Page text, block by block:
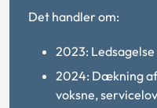
Det handler om:
2023:
2024: Dækning
voksne,